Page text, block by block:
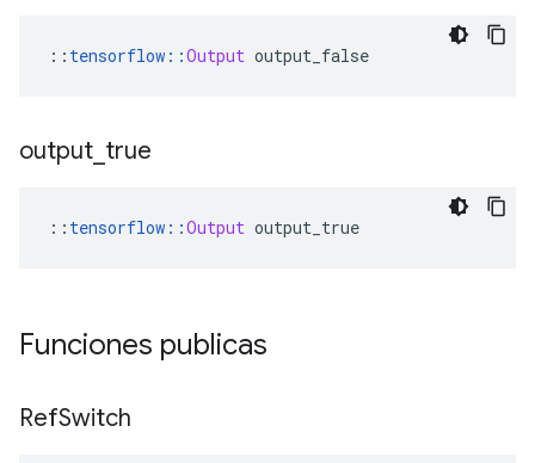
:: tensorflow ::Output output_false
output true
:: tensorflow ::Output output_true
Funciones publicas
RefSwitch